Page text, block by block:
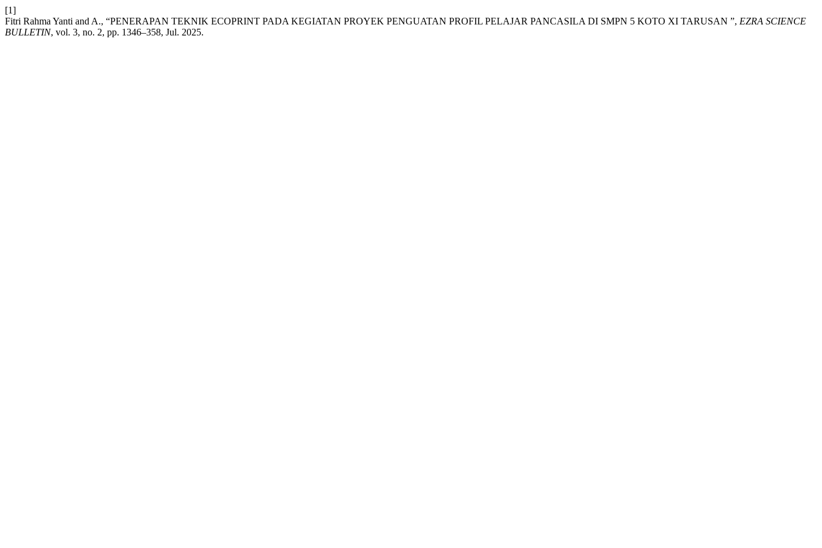
[1]
Fitri Rahma Yanti and A., “PENERAPAN TEKNIK ECOPRINT PADA KEGIATAN PROYEK PENGUATAN PROFIL PELAJAR PANCASILA DI SMPN 5 KOTO XI TARUSAN ”, EZRA SCIENCE
BULLETIN, vol. 3, no. 2, pp. 1346–358, Jul. 2025.